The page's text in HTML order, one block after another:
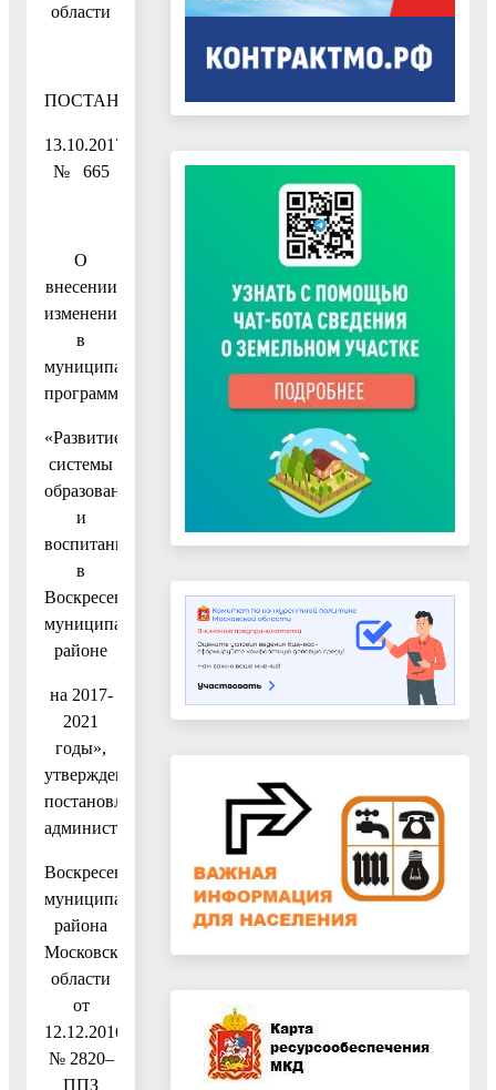
области
ПОСТАНОВЛЕНИЕ
13.10.2017
№ 665
О
внесении
изменений
в
муниципальную
программу
«Развитие
системы
образования
и
воспитания
в
Воскресенском
муниципальном
районе
на 2017-
2021
годы»,
утвержденную
постановлением
администрации
Воскресенского
муниципального
района
Московской
области
от
12.12.2016
№ 2820–
ППЗ